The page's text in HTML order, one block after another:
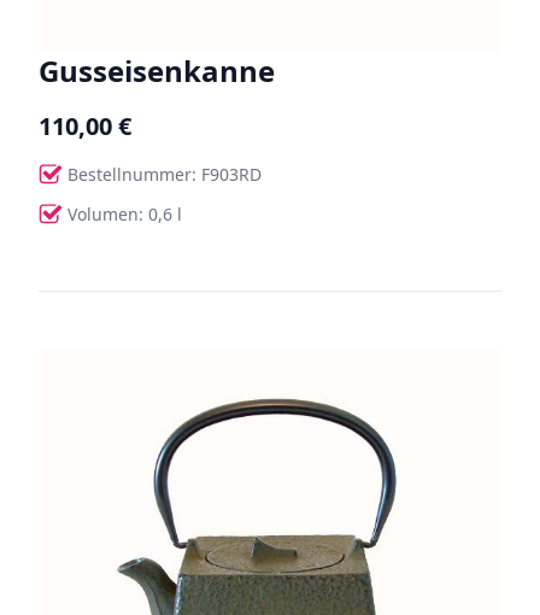
Gusseisenkanne
110,00 €
Bestellnummer: F903RD
Volumen: 0,6 l